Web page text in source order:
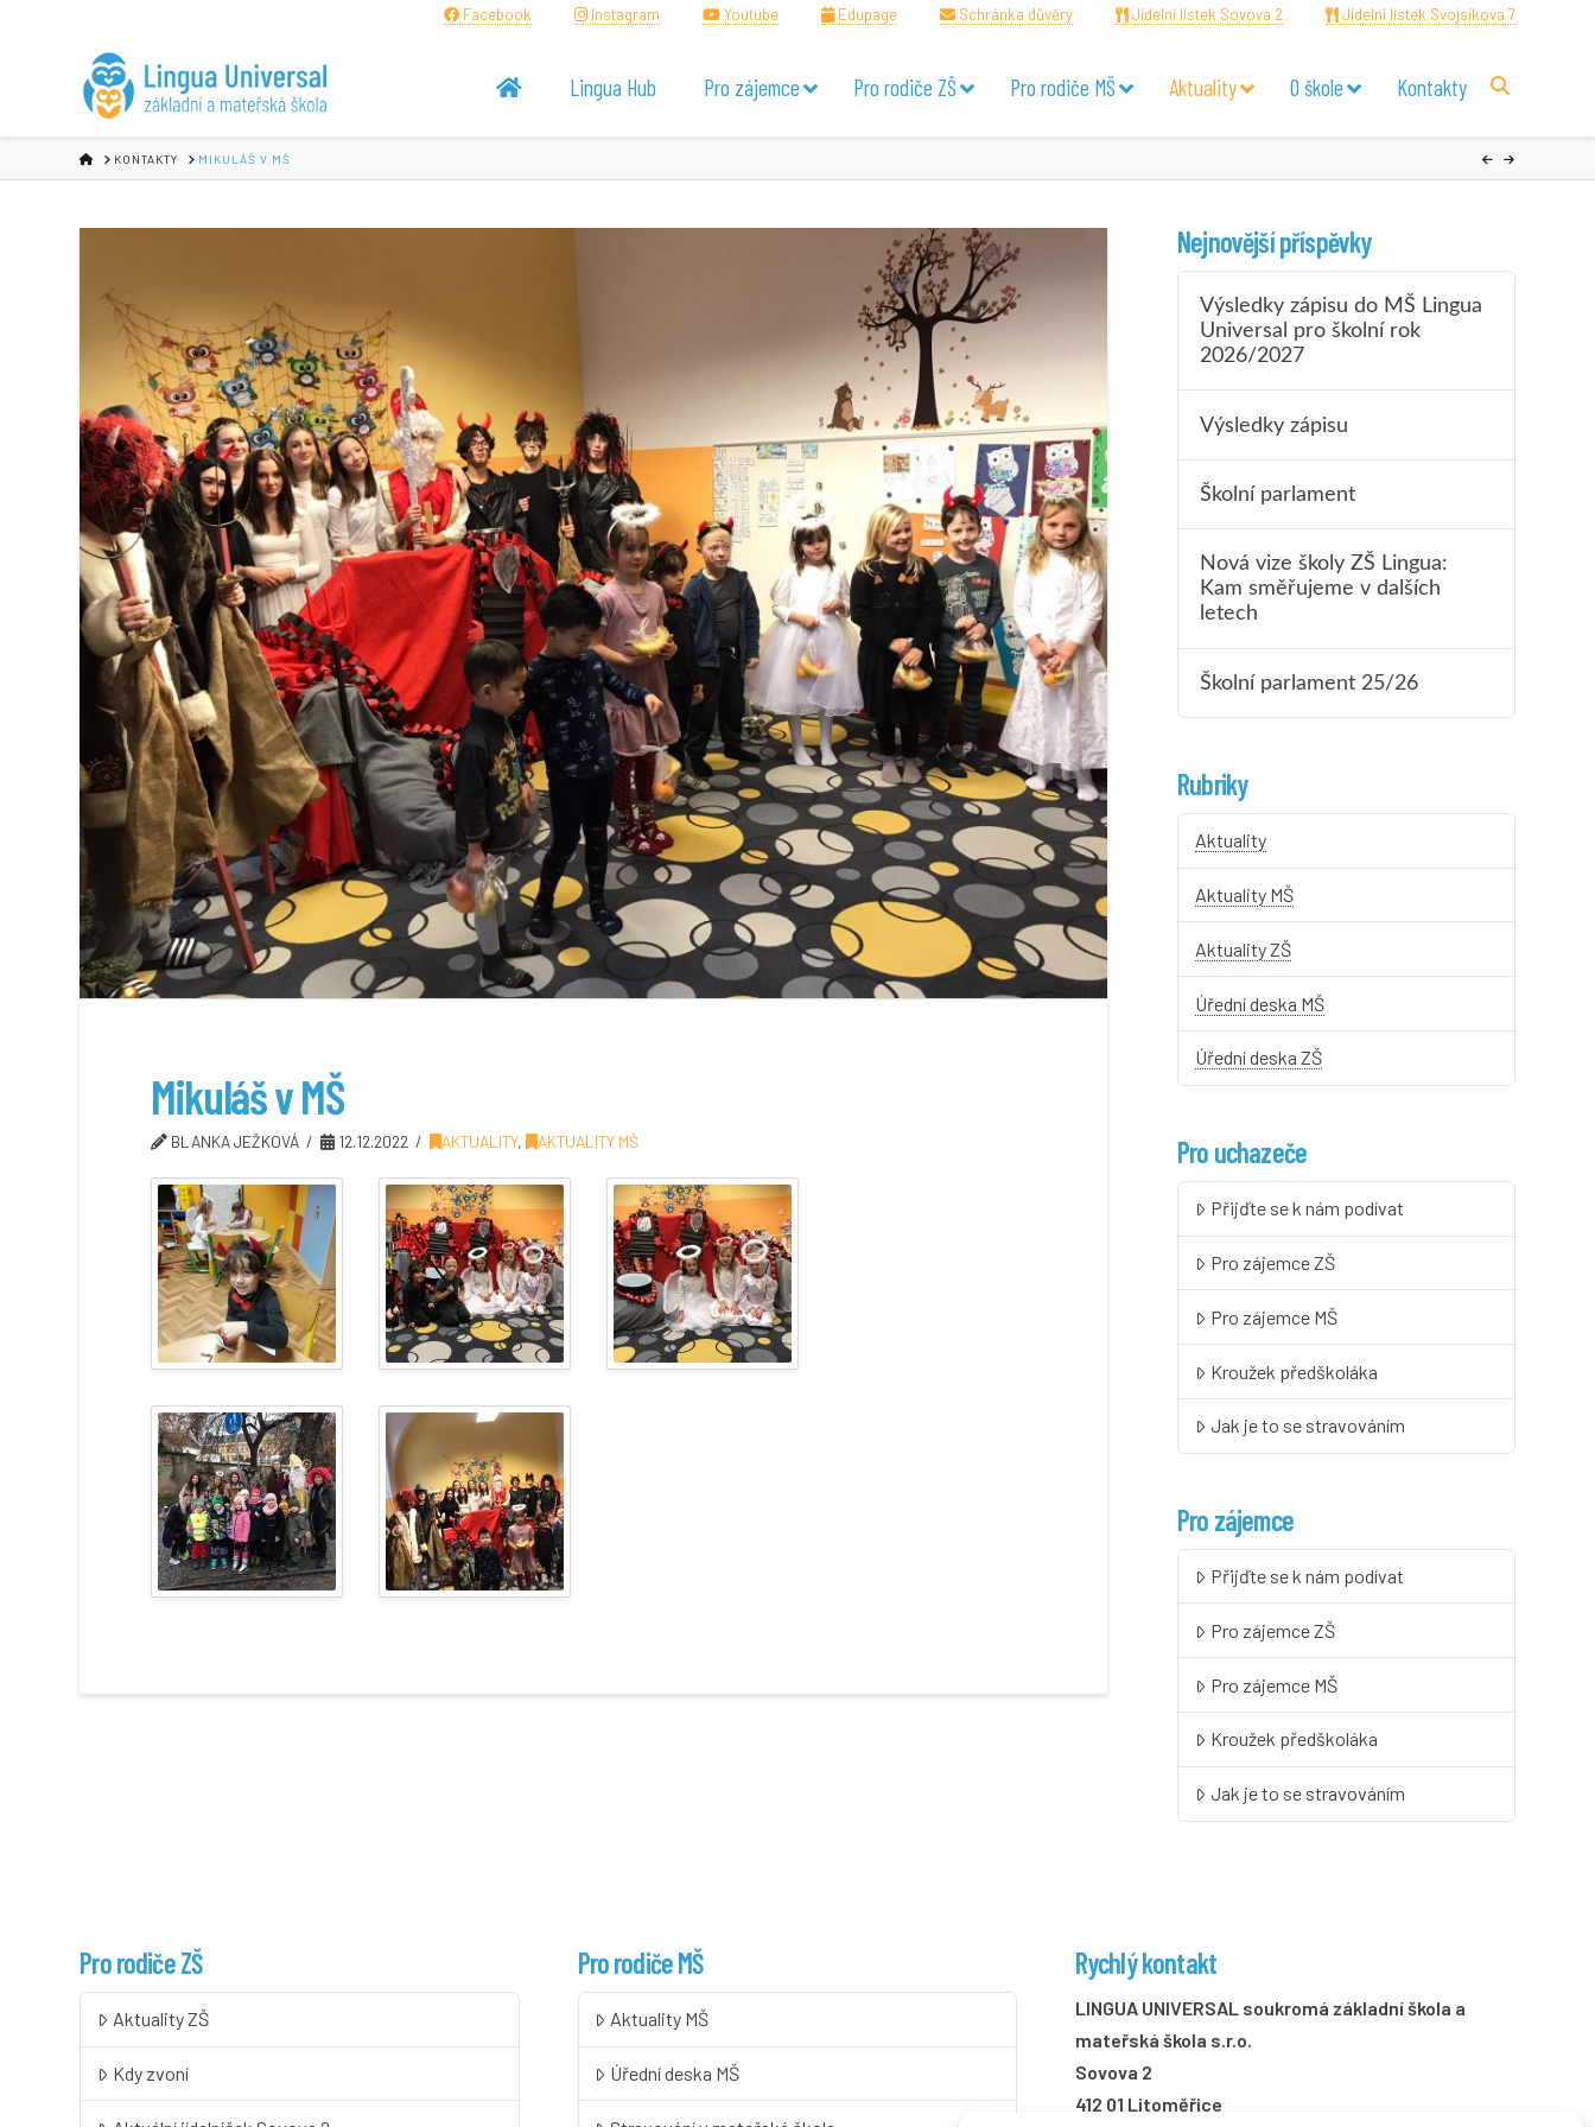
Facebook Instagram Youtube Edupage Schránka důvěry Jídelní lístek Sovova 2 Jídelní lístek Svojsíkova 7
Lingua Hub Pro zájemce Pro rodiče ZŠ Pro rodiče MŠ Aktuality O škole Kontakty
HOMEKONTAKTY MIKULÁŠ V MŠ
Mikuláš v MŠ
BLANKA JEŽKOVÁ 12.12.2022 AKTUALITY, AKTUALITY MŠ
Nejnovější příspěvky
Výsledky zápisu do MŠ Lingua
Universal pro školní rok
2026/2027
Výsledky zápisu
Školní parlament
Nová vize školy ZŠ Lingua:
Kam směřujeme v dalších
letech
Školní parlament 25/26
Rubriky
Aktuality
Aktuality MŠ
Aktuality ZŠ
Úřední deska MŠ
Úřední deska ZŠ
Pro uchazeče
Přijďte se k nám podívat
Pro zájemce ZŠ
Pro zájemce MŠ
Kroužek předškoláka
Jak je to se stravováním
Pro zájemce
Přijďte se k nám podívat
Pro zájemce ZŠ
Pro zájemce MŠ
Kroužek předškoláka
Jak je to se stravováním
Pro rodiče ZŠ
Aktuality ZŠ
Kdy zvoní
Pro rodiče MŠ
Aktuality MŠ
Úřední deska MŠ
Rychlý kontakt
LINGUA UNIVERSAL soukromá základní škola a
mateřská škola s.r.o.
Sovova 2
412 01 Litoměřice